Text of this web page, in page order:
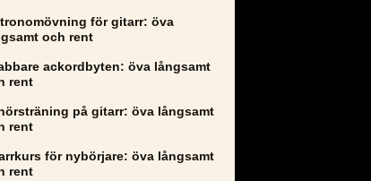
för gitarr: öva
och rent
ackordbyten: öva långsamt
rent
på gitarr: öva långsamt
rent
för nybörjare: öva långsamt
rent